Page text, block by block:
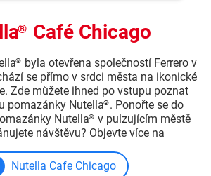
® Café Chicago
® byla otevřena společností Ferrero v
se přímo v srdci města na ikonické
Zde můžete ihned po vstupu poznat
pomazánky Nutella®. Ponořte se do
Nutella® v pulzujícím městě
návštěvu? Objevte více na
Nutella Cafe Chicago